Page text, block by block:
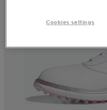
Cookies settings